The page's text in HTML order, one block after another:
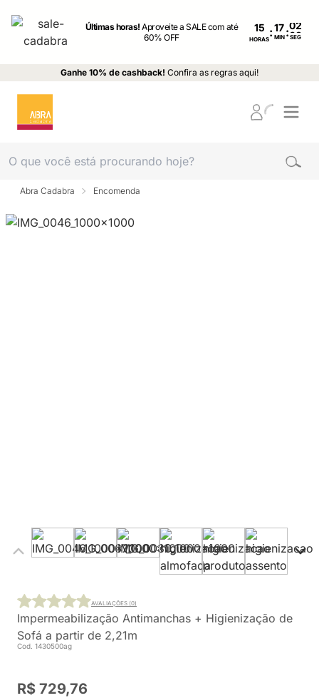
Últimas horas!Aproveite a SALE com até
60% OFF
15
HORAS: MIN : SEG
Ganhe 10% de cashback! Confira as regras aqui!
Abra Cadabra Encomenda
Impermeabilização Antimanchas + Higienização de
Sofá a partir de 2,21m
Cod. 1430500ag
AVALIAÇÕES (0)
R$ 729,76